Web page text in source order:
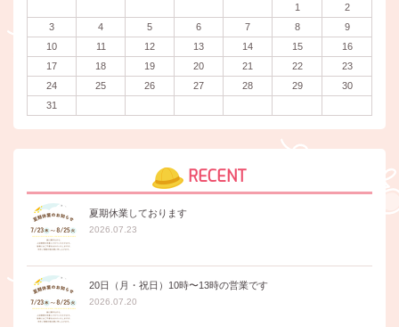
1
2
3
4 5 6 7 8
9
10
11 12 13 14 15
16
17
18 19 20 21 22
23
24
25 26 27 28 29
30
31
RECENT
夏期休業しております
2026.07.23
20日（月・祝日）10時〜13時の営業です
2026.07.20